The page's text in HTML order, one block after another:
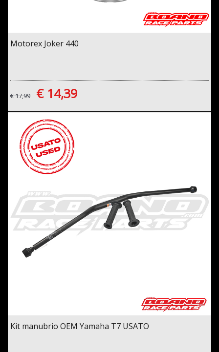
Motorex Joker 440
€ 17,99 € 14,39
Kit manubrio OEM Yamaha T7 USATO